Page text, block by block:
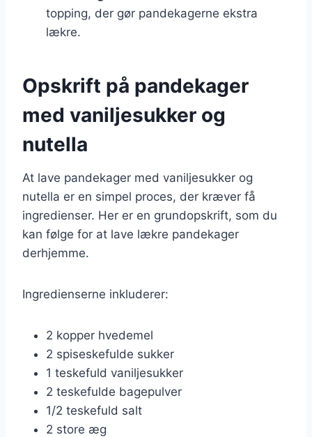
topping, der gør pandekagerne ekstra
lækre.
Opskrift på pandekager
med vaniljesukker og
nutella
At lave pandekager med vaniljesukker og
nutella er en simpel proces, der kræver få
ingredienser. Her er en grundopskrift, som du
kan følge for at lave lækre pandekager
derhjemme.
Ingredienserne inkluderer:
2 kopper hvedemel
2 spiseskefulde sukker
1 teskefuld vaniljesukker
2 teskefulde bagepulver
1/2 teskefuld salt
2 store æg